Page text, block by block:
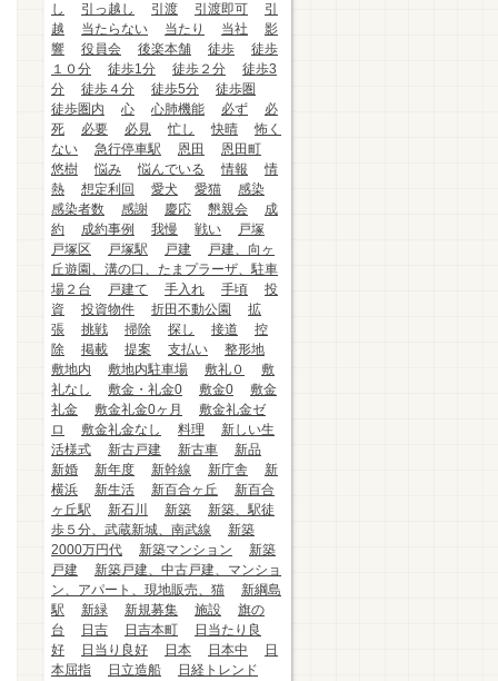
し
引っ越し 引渡 引渡即可
引
越
当たらない 当たり 当社
影
響
役員会 後楽本舗 徒歩
徒歩
１０分
徒歩1分 徒歩２分
徒歩3
分
徒歩４分 徒歩5分
徒歩圏
徒歩圏内
心 心肺機能 必ず
必
死
必要 必見 忙し 快晴
怖く
ない
急行停車駅 恩田
恩田町
悠樹
悩み 悩んでいる 情報
情
熱
想定利回 愛犬 愛猫
感染
感染者数
感謝 慶応 懇親会
成
約
成約事例 我慢 戦い
戸塚
戸塚区
戸塚駅 戸建
戸建、向ヶ
丘遊園、溝の口、たまプラーザ、駐車
場２台
戸建て 手入れ 手頃
投
資
投資物件 折田不動公園
拡
張
挑戦 掃除 探し 接道
控
除
掲載 提案 支払い
整形地
敷地内
敷地内駐車場 敷礼０
敷
礼なし
敷金・礼金0 敷金0
敷金
礼金
敷金礼金0ヶ月
敷金礼金ゼ
ロ
敷金礼金なし 料理
新しい生
活様式
新古戸建 新古車
新品
新婚
新年度 新幹線 新庁舎
新
横浜
新生活 新百合ヶ丘
新百合
ヶ丘駅
新石川 新築
新築、駅徒
歩５分、武蔵新城、南武線
新築
2000万円代
新築マンション
新築
戸建
新築戸建、中古戸建、マンショ
ン、アパート、現地販売、猫
新綱島
駅
新緑 新規募集 施設
旗の
台
日吉 日吉本町
日当たり良
好
日当り良好 日本 日本中
日
本屈指
日立造船
日経トレンド